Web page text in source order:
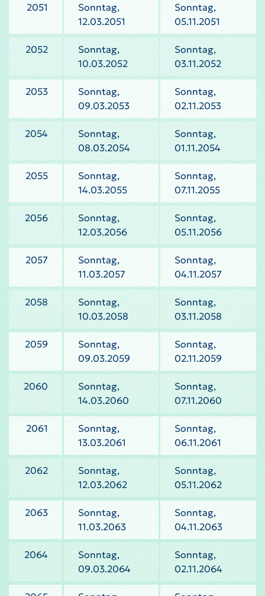
2051
Sonntag,
12.03.2051
Sonntag,
05.11.2051
2052
Sonntag,
10.03.2052
Sonntag,
03.11.2052
2053
Sonntag,
09.03.2053
Sonntag,
02.11.2053
2054
Sonntag,
08.03.2054
Sonntag,
01.11.2054
2055
Sonntag,
14.03.2055
Sonntag,
07.11.2055
2056
Sonntag,
12.03.2056
Sonntag,
05.11.2056
2057
Sonntag,
11.03.2057
Sonntag,
04.11.2057
2058
Sonntag,
10.03.2058
Sonntag,
03.11.2058
2059
Sonntag,
09.03.2059
Sonntag,
02.11.2059
2060
Sonntag,
14.03.2060
Sonntag,
07.11.2060
2061
Sonntag,
13.03.2061
Sonntag,
06.11.2061
2062
Sonntag,
12.03.2062
Sonntag,
05.11.2062
2063
Sonntag,
11.03.2063
Sonntag,
04.11.2063
2064
Sonntag,
09.03.2064
Sonntag,
02.11.2064